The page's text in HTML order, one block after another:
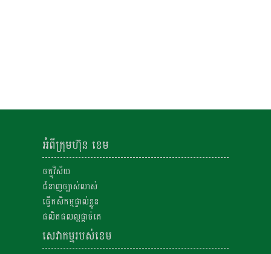
អំពីក្រុមហ៊ុន ខេម
ចក្ខុវិស័យ
ជំនាញច្បាស់លាស់
ធ្វើកសិកម្មផ្ទាល់ខ្លួន
ផលិតផលល្អផ្តាច់គេ
សេវាកម្មរបស់ខេម